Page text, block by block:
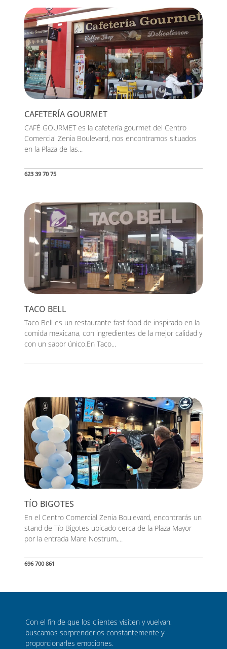
CAFETERÍA GOURMET
CAFÉ GOURMET es la cafetería gourmet del Centro
Comercial Zenia Boulevard, nos encontramos situados
en la Plaza de las...
623 39 70 75
TACO BELL
Taco Bell es un restaurante fast food de inspirado en la
comida mexicana, con ingredientes de la mejor calidad y
con un sabor único.En Taco...
TÍO BIGOTES
En el Centro Comercial Zenia Boulevard, encontrarás un
stand de Tío Bigotes ubicado cerca de la Plaza Mayor
por la entrada Mare Nostrum,...
696 700 861
Con el fin de que los clientes visiten y vuelvan,
buscamos sorprenderlos constantemente y
proporcionarles emociones.